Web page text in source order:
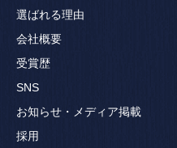
選ばれる理由
会社概要
受賞歴
SNS
お知らせ・メディア掲載
採用